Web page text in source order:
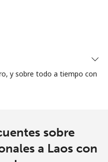
y sobre todo a tiempo con
sobre
a Laos con